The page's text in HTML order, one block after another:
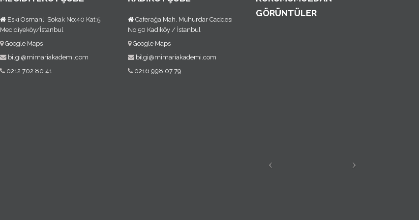
Eski Osmanlı Sokak No:40 Kat:5
Mecidiyeköy/İstanbul
Google Maps
bilgi@mimariakademi.com
0212 702 80 41
Caferağa Mah. Mühürdar Caddesi
No:50 Kadıköy / İstanbul
Google Maps
bilgi@mimariakademi.com
0216 998 07 79
GÖRÜNTÜLER